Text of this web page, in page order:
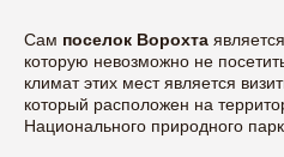
Сам поселок Ворохта
которую невозможно не
климат этих мест является
который расположен на
Национального природного